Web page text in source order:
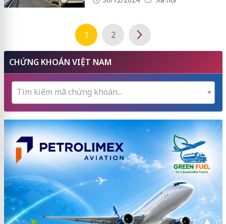
1 2
CHỨNG KHOÁN VIỆT NAM
Tìm kiếm mã chứng khoán...